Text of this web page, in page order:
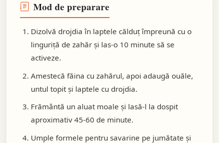
Mod de preparare
Dizolvă drojdia în laptele călduț împreună cu o
linguriță de zahăr și las-o 10 minute să se
activeze.
Amestecă făina cu zahărul, apoi adaugă ouăle,
untul topit și laptele cu drojdia.
Frământă un aluat moale și lasă-l la dospit
aproximativ 45-60 de minute.
Umple formele pentru savarine pe jumătate și